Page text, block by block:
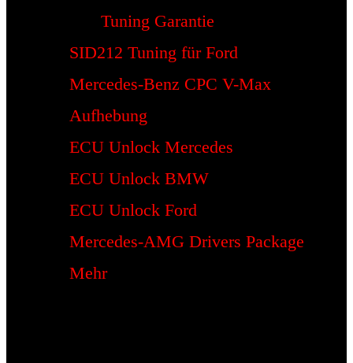
Tuning Garantie
SID212 Tuning für Ford
Mercedes-Benz CPC V-Max
Aufhebung
ECU Unlock Mercedes
ECU Unlock BMW
ECU Unlock Ford
Mercedes-AMG Drivers Package
Mehr